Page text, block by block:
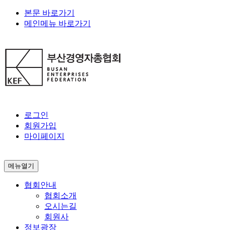
본문 바로가기
메인메뉴 바로가기
로그인
회원가입
마이페이지
메뉴열기
협회안내
협회소개
오시는길
회원사
정보광장